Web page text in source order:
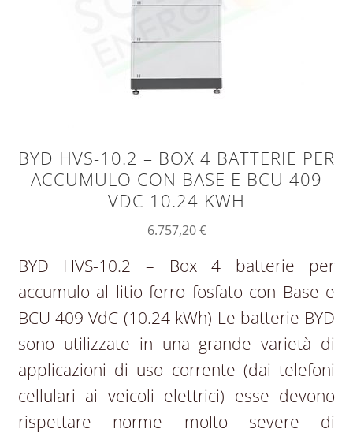
BYD HVS-10.2 – BOX 4 BATTERIE PER
ACCUMULO CON BASE E BCU 409
VDC 10.24 KWH
6.757,20€
BYD HVS-10.2 – Box 4 batterie per
accumulo al litio ferro fosfato con Base e
BCU 409 VdC (10.24 kWh) Le batterie BYD
sono utilizzate in una grande varietà di
applicazioni di uso corrente (dai telefoni
cellulari ai veicoli elettrici) esse devono
rispettare norme molto severe di